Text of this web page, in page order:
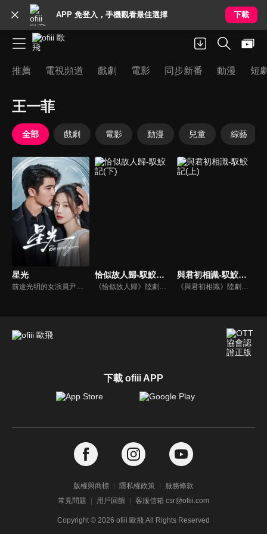
APP 免登入，手機觀看最佳選擇 下載
推薦 電視頻道 戲劇 電影 同步新番 動漫 短
王一菲
全部 戲劇 電影 動漫 兒童 綜藝
星光
前途光明的女演員尹珊珊在事業與愛情雙得意之際，卻在一天內遭遇人設崩塌、輿論風暴與分手打擊，最後意外墜樓並陷入無盡的時間循環。為逃離輪迴，她決定接近神秘酒店經理沈嘉欽，卻意外找到了無數次的時間循環的背後，最深情的禮物…
恰似故人歸-馭鮫記(下)
《恰似故人歸》陸劇線上看。《馭鮫記》的下部。長意（任嘉倫）將紀雲禾（迪麗熱巴）囚禁在自己身邊。為化解萬花谷與北淵的恩怨，雲禾散盡最後的靈力，用生命救下寒霜發作的所有萬花谷御靈師。仙師與順德仙姬（郭曉婷）為一己私慾，意圖毀滅世間，長意與雲禾共同肩負起責任…
與君初相識-馭鮫記(上)
《與君初相識》陸劇線上看。《馭鮫記》上部。東海鮫人長意（任嘉倫）在海上救了遭遇危險的順德仙姬，善良的長意將其送回時，卻反遭暗算囚禁在萬花谷。萬花谷護法兼御靈師紀雲禾（迪麗熱巴）為了自由決定爭取馴服長意的機會，在馴服過程中產生情愫。二人一仙一妖的愛戀，能否衝破束縛？
下載 ofiii APP
版權與商標 隱私權政策
服務條款
常見問題
用戶回饋 客服信箱 csr@ofiii.com
Copyright © 2026 ofiii 歐飛 All Rights Reserved